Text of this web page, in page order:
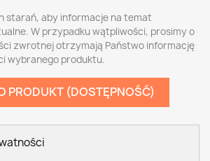
starań, aby informacje na temat
W przypadku wątpliwości, prosimy o
zwrotnej otrzymają Państwo informację
wybranego produktu.
PRODUKT (DOSTĘPNOŚĆ)